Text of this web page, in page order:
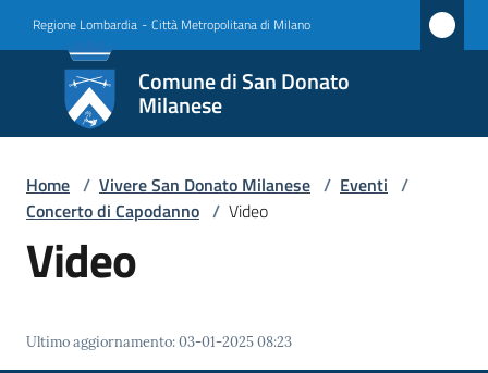
Regione Lombardia - Città Metropolitana di Milano
Comune di San Donato
Milanese
Comune
di San
Donato
Milanese
Amministrazione
Home / Vivere San Donato Milanese / Eventi /
Concerto di Capodanno / Video
Video
Ultimo aggiornamento:03-01-2025 08:23